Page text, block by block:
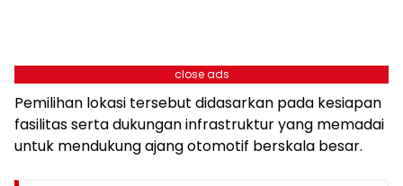
close ads
Pemilihan lokasi tersebut didasarkan pada kesiapan
fasilitas serta dukungan infrastruktur yang memadai
untuk mendukung ajang otomotif berskala besar.